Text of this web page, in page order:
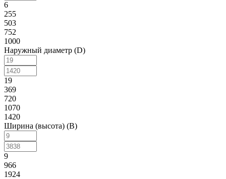
6
255
503
752
1000
Наружный диаметр (D)
19
369
720
1070
1420
Ширина (высота) (B)
9
966
1924